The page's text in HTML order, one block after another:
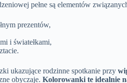
pełne są elementów
prezentów,
i światełkami,
ukazujące rodzinne spotkanie przy
obyczaje. Kolorowanki te idealnie